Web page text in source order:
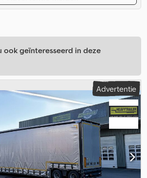
ook geïnteresseerd in deze
Advertentie